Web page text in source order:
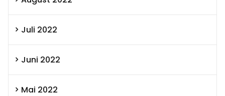
Juli 2022
Juni 2022
Mai 2022